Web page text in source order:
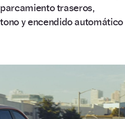
traseros,
y encendido automático